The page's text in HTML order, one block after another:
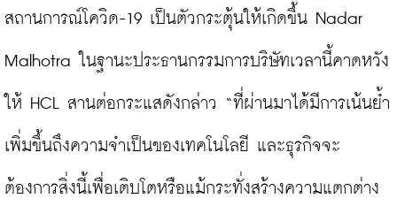
สถานการณ์โควิด-19 เป็นตัวกระตุ้นให้เกิดขึ้น Nadar
Malhotra ในฐานะประธานกรรมการบริษัทเวลานี้คาดหวัง
ให้ HCL สานต่อกระแสดังกล่าว “ที่ผ่านมาได้มีการเน้นย้ำ
เพิ่มขึ้นถึงความจำเป็นของเทคโนโลยี และธุรกิจจะ
ต้องการสิ่งนี้เพื่อเติบโตหรือแม้กระทั่งสร้างความแตกต่าง